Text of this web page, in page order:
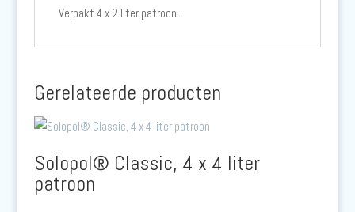
Verpakt 4 x 2 liter patroon.
Gerelateerde producten
Solopol® Classic, 4 x 4 liter
patroon